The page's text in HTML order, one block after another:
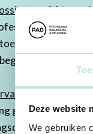
Deze website
We gebruiken
En wil
in het
of
geven aan de
of